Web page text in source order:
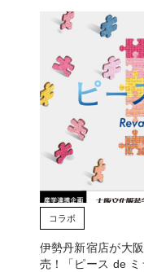
コラボ
伊勢丹新宿店が大
売！「ピース de